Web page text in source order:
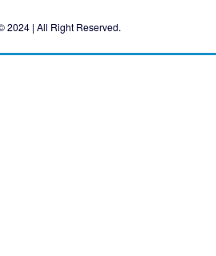
2024 | All Right Reserved.